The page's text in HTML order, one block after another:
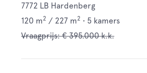
7772 LB Hardenberg
120 m2 / 227 m2 • 5 kamers
Vraagprijs: € 395.000 k.k.